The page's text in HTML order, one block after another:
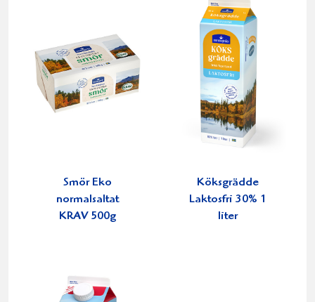
Smör Eko
normalsaltat
KRAV 500g
Köksgrädde
Laktosfri 30% 1
liter